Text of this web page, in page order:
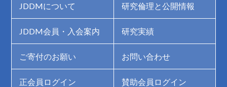
JDDMについて 研究倫理と公開情報
JDDM会員・入会案内 研究実績
ご寄付のお願い お問い合わせ
正会員ログイン 賛助会員ログイン